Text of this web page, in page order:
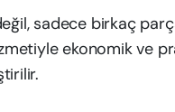
sadece birkaç
ekonomik ve